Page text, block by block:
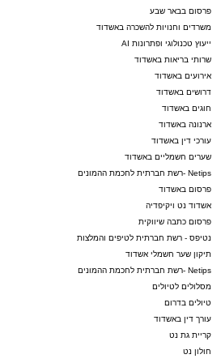
פרסום בבאר שבע
משרדים וחנויות להשכרה באשדוד
ייעוץ טכנולוגי ופתרונות AI
שרותי בריאות באשדוד
אירועים באשדוד
דרושים באשדוד
חוגים באשדוד
ארנונה באשדוד
עורכי דין באשדוד
שערים חשמליים באשדוד
Netips -רשת חברתית לחכמת ההמונים
פרסום באשדוד
אשדוד נט ויקיפדיה
פרסום כתבה שיווקית
נטיפס - רשת חברתית לטיפים והמלצות
תיקון שער חשמלי אשדוד
Netips -רשת חברתית לחכמת ההמונים
מסלולים לטיולים
טיולים בדרום
עורך דין באשדוד
קריית גת נט
חולון נט